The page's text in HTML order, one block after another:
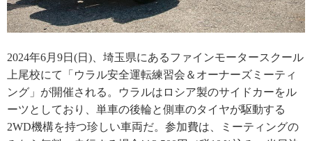
2024年6月9日(日)、埼玉県にあるファインモータースクール
上尾校にて「ウラル安全運転練習会＆オーナーズミーティ
ング」が開催される。ウラルはロシア製のサイドカーをル
ーツとしており、単車の後輪と側車のタイヤが駆動する
2WD機構を持つ珍しい車両だ。参加費は、ミーティングの